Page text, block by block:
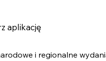
aplikację
i regionalne